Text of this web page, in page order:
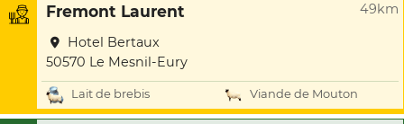
Fremont Laurent 49km
Hotel Bertaux
50570 Le Mesnil-Eury
Lait de brebis Viande de Mouton